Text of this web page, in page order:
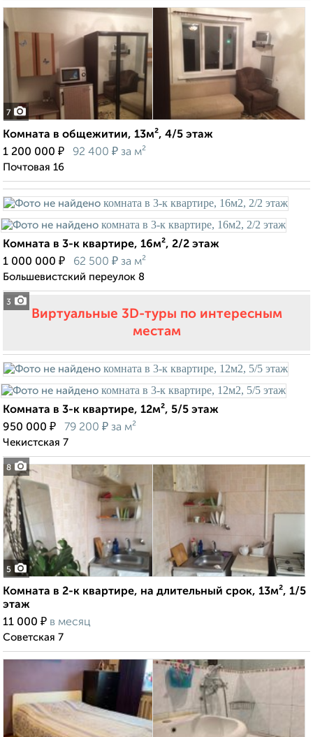
7
Комната в общежитии, 13м², 4/5 этаж
1 200 000 ₽ 92 400 ₽ за м²
Почтовая 16
3
Комната в 3-к квартире, 16м², 2/2 этаж
1 000 000 ₽ 62 500 ₽ за м²
Большевистский переулок 8
Виртуальные 3D-туры по интересным
местам
8
Комната в 3-к квартире, 12м², 5/5 этаж
950 000 ₽ 79 200 ₽ за м²
Чекистская 7
5
Комната в 2-к квартире, на длительный срок, 13м², 1/5
этаж
11 000 ₽ в месяц
Советская 7